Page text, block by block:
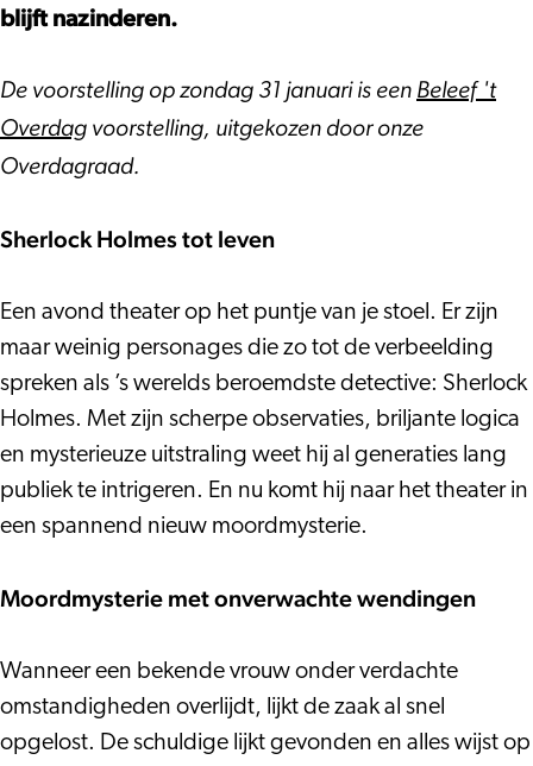
Holmes
blijft nazinderen.
De voorstelling op zondag 31 januari is een Beleef 't
Overdag voorstelling, uitgekozen door onze
Overdagraad.
Sherlock Holmes tot leven
Een avond theater op het puntje van je stoel. Er zijn
maar weinig personages die zo tot de verbeelding
spreken als ’s werelds beroemdste detective: Sherlock
Holmes. Met zijn scherpe observaties, briljante logica
en mysterieuze uitstraling weet hij al generaties lang
publiek te intrigeren. En nu komt hij naar het theater in
een spannend nieuw moordmysterie.
Moordmysterie met onverwachte wendingen
Wanneer een bekende vrouw onder verdachte
omstandigheden overlijdt, lijkt de zaak al snel
opgelost. De schuldige lijkt gevonden en alles wijst op